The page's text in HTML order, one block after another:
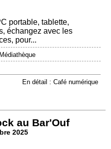
portable, tablette,
échangez avec les
pour...
En détail : Café numérique
au Bar'Ouf
2025